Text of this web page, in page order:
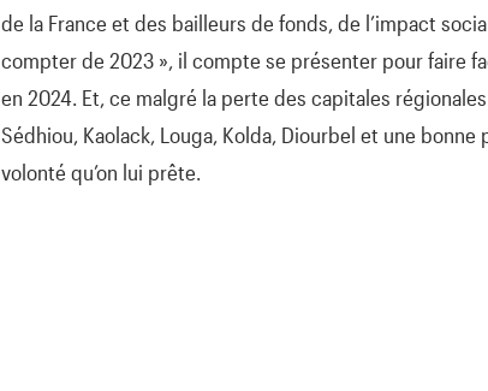
de la France et des bailleurs de fonds, de l’impact
compter de 2023 », il compte se présenter pour faire
en 2024. Et, ce malgré la perte des capitales
Sédhiou, Kaolack, Louga, Kolda, Diourbel et une
volonté qu’on lui prête.